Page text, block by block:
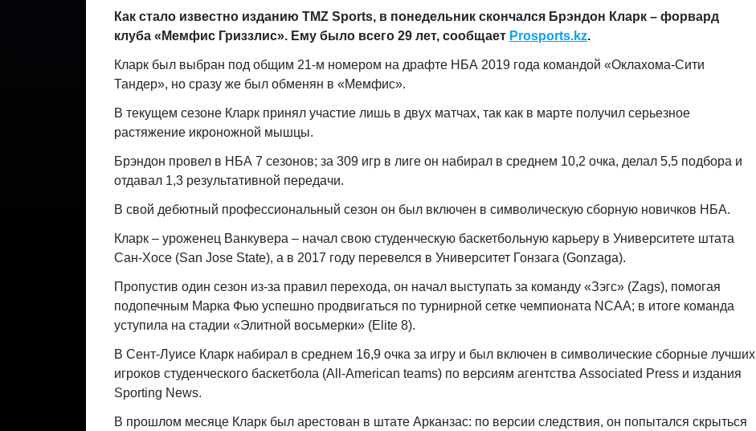
Как стало известно изданию TMZ Sports, в понедельник скончался Брэндон Кларк – форвард
клуба «Мемфис Гриззлис». Ему было всего 29 лет, сообщает Prosports.kz.
Кларк был выбран под общим 21-м номером на драфте НБА 2019 года командой «Оклахома-Сити
Тандер», но сразу же был обменян в «Мемфис».
В текущем сезоне Кларк принял участие лишь в двух матчах, так как в марте получил серьезное
растяжение икроножной мышцы.
Брэндон провел в НБА 7 сезонов; за 309 игр в лиге он набирал в среднем 10,2 очка, делал 5,5 подбора и
отдавал 1,3 результативной передачи.
В свой дебютный профессиональный сезон он был включен в символическую сборную новичков НБА.
Кларк – уроженец Ванкувера – начал свою студенческую баскетбольную карьеру в Университете штата
Сан-Хосе (San Jose State), а в 2017 году перевелся в Университет Гонзага (Gonzaga).
Пропустив один сезон из-за правил перехода, он начал выступать за команду «Зэгс» (Zags), помогая
подопечным Марка Фью успешно продвигаться по турнирной сетке чемпионата NCAA; в итоге команда
уступила на стадии «Элитной восьмерки» (Elite 8).
В Сент-Луисе Кларк набирал в среднем 16,9 очка за игру и был включен в символические сборные лучших
игроков студенческого баскетбола (All-American teams) по версиям агентства Associated Press и издания
Sporting News.
В прошлом месяце Кларк был арестован в штате Арканзас: по версии следствия, он попытался скрыться